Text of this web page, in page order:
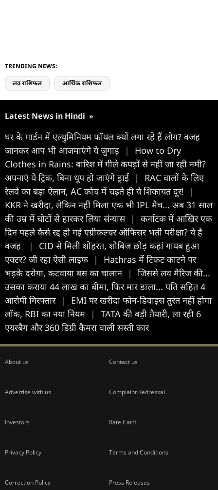
TRENDING NEWS:
लव राशिफल आर्थिक राशिफल
Latest News in Hindi »
घर के गार्डन में एल्युमिनियम फॉयल क्यों लगा रहे हैं लोग? वजह
जानकर आप भी आजमाएंगे ये जुगाड़
|
How to Dry
Clothes in Rains: बारिश में गीले कपड़ों से नहीं जा रही नमी?
अपनाएं ये ट्रिक, बिना धूप हो जाएंगे ड्राई
|
RAC वालों के लिए
रेलवे का बड़ा ऐलान, AC कोच में चढ़ते ही ये शिकायत दूर!
|
KKR ने खरीदा, लेकिन नहीं मिला एक भी IPL मैच... अब 31 साल
की उम्र में चोटों से हारकर लिया संन्यास |
कर्नाटक में आखिर एक
दिन पहले कैसे रद्द हो गई एग्रीकल्चर ऑफिसर भर्ती परीक्षा? ये है
वज‍ह
|
CID से मिली शोहरत, शोबिज छोड़ कहां गायब हुआ
एक्टर? जी रहा ऐसी लाइफ |
Hathras में टिकट काटने पर
भड़के दरोगा, कटवाया बस का चालान |
जिससे लव मैरिज की...
उसका कराया 44 लाख का बीमा, फिर मार डाला... पति सहित 4
आरोपी गिरफ्तार |
EMI पर खरीदा फोन-डिवाइस तुरंत नहीं होगा
लॉक, RBI का नया नियम
|
TATA की बड़ी तैयारी, ला रही 6
एयरबैग और 360 डिग्री कैमरा वाली सस्ती कार
About us Contact us
Advertise with us Complaint Redressal
Investors Rate Card
Privacy Policy Terms and Conditions
Correction Policy Press Releases